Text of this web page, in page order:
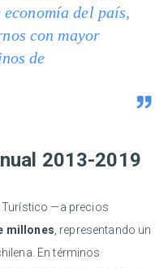
del país,
con mayor
de
2013-2019
Turístico —a precios
millones , representando un
En términos